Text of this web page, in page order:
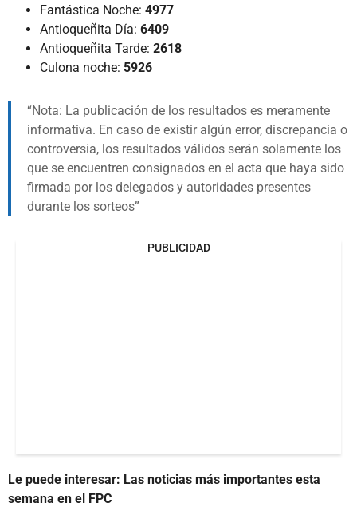
Fantástica Noche: 4977
Antioqueñita Día: 6409
Antioqueñita Tarde: 2618
Culona noche: 5926
Nota: La publicación de los resultados es meramente
informativa. En caso de existir algún error, discrepancia o
controversia, los resultados válidos serán solamente los
que se encuentren consignados en el acta que haya sido
firmada por los delegados y autoridades presentes
durante los sorteos
PUBLICIDAD
Le puede interesar: Las noticias más importantes esta
semana en el FPC